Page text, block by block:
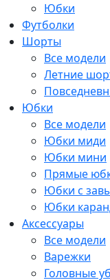
Юбки
Футболки
Шорты
Все модели
Летние
Юбки
Все модели
Юбки миди
Юбки мини
Прямые
Юбки с
Юбки
Аксессуары
Все модели
Варежки
Головные